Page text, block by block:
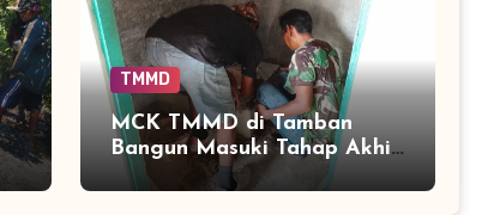
TMMD
MCK TMMD di Tamban
Bangun Masuki Tahap Akhir,
Warga Segera Nikmati
Fasilitas Sanitasi yang